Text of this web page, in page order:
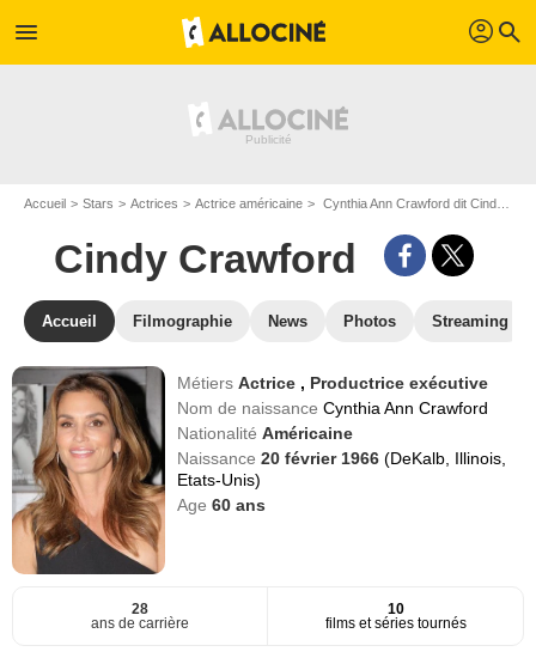
menu profil search
Accueil Stars Actrices Actrice américaine Cynthia Ann Crawford dit Cindy Crawford
Cindy Crawford
Accueil Filmographie News Photos Streaming
MétiersActrice , Productrice exécutive
Nom de naissanceCynthia Ann Crawford
NationalitéAméricaine
Naissance20 février 1966(DeKalb, Illinois,
Etats-Unis)
Age60 ans
28
ans de carrière
10
films et séries tournés